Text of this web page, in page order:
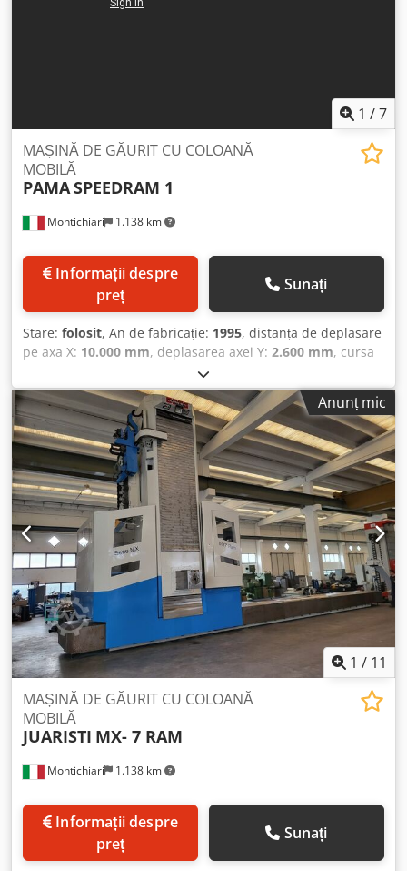
1 /7
Montichiari 1.138 km
MAȘINĂ DE GĂURIT CU COLOANĂ
MOBILĂ
PAMASPEEDRAM 1
preț
Sunați
Stare: folosit, An de fabricație: 1995, distanța de deplasare
pe axa X: 10.000 mm, deplasarea axei Y: 2.600 mm, cursa
, turația arborelui principal (max.):
rot/min, lungime avans ax W:700 mm, diametru quill:140
mm, CNC SELCA 3045 CURSĂ AXĂ X: 10.000 mm CURSĂ AXĂ
Y: 2.600 mm CURSĂ RAM AXĂ Z: 600 mm Chjdpfx
Aownqnujg Toa CURSĂ PINOLĂ AXĂ W: 700 mm DIAMETRU
MANDRINĂ: 140 mm PRINDERE MANDRINĂ: ISO 50 PUTERE
MOTOR MANDRINĂ: 53 kW VITEZĂ DE ROTIRE MANDRINĂ:
6 - 1950 rpm MASĂ ROTOTRANSLANTĂ: 2.000 x 1.600 mm,
SARCINĂ MAXIMĂ: 10 tone, CURSĂ AXĂ V: 2.100 mm CAP
ROTATIV UNIVERSAL AUTOMAT BIROTATIV TUAR 25
MAGAZIE PICK-UP CAPETE RĂCIRE INTERNĂ ȘI EXTERNĂ
SCHIMBĂTOR AUTOMAT DE SCULE CU 60 DE POZIȚII
EVACUATOR DE AȘCHII PLATOU DE ANCORARE: 2.500 x
6.000 mm AXĂ X CU GHIDAJ HIDROSTATIC RAM CU GHIDAJE
HIDROSTATICE PE 4 LATERALE
Anunț mic
1 / 11
Montichiari 1.138 km
MAȘINĂ DE GĂURIT CU COLOANĂ
MOBILĂ
JUARISTI MX- 7 RAM
preț
Sunați